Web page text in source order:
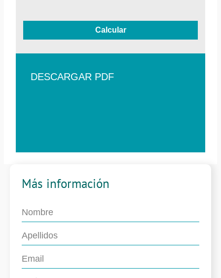
Calcular
DESCARGAR PDF
Más información